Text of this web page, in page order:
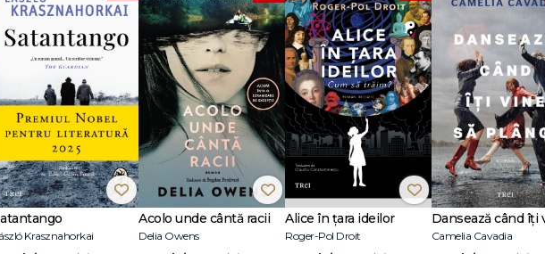
Krasznahorkai
Acolo unde cântă racii
Delia Owens
Alice în țara ideilor
Roger-Pol Droit Camelia Cavadia